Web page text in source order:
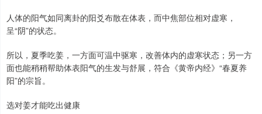
人体的阳气如同离卦的阳爻布散在体表，而中焦部位相对虚寒，
呈“阴”的状态。
所以，夏季吃姜，一方面可温中驱寒，改善体内的虚寒状态；另一方
面也能稍稍帮助体表阳气的生发与舒展，符合《黄帝内经》“春夏养
阳”的宗旨。
选对姜才能吃出健康